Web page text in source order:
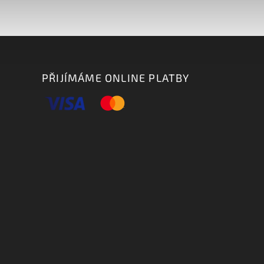
PŘIJÍMÁME ONLINE PLATBY